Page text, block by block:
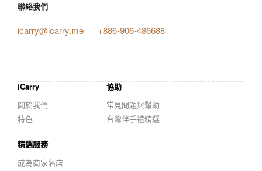
聯絡我們
icarry@icarry.me +886-906-486688
iCarry
關於我們
特色
協助
常見問題與幫助
台灣伴手禮精選
精選服務
成為商家名店